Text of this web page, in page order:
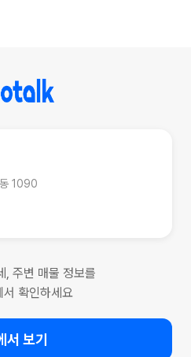
동 1090
, 주변 매물 정보를
서 확인하세요
서 보기